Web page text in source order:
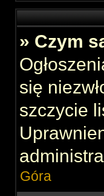
» Czym
się
szczycie
Góra